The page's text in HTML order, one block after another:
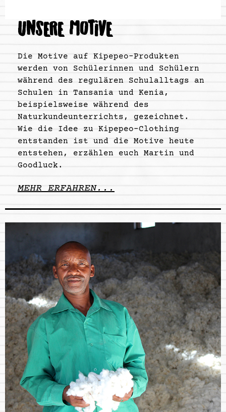
UNSERE MOTIVE
Die Motive auf Kipepeo-Produkten
werden von Schülerinnen und Schülern
während des regulären Schulalltags an
Schulen in Tansania und Kenia,
beispielsweise während des
Naturkundeunterrichts, gezeichnet.
Wie die Idee zu Kipepeo-Clothing
entstanden ist und die Motive heute
entstehen, erzählen euch Martin und
Goodluck.
MEHR ERFAHREN...